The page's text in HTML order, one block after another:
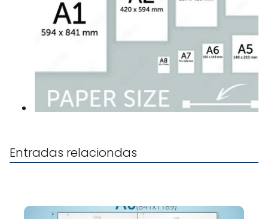
Entradas relaciondas